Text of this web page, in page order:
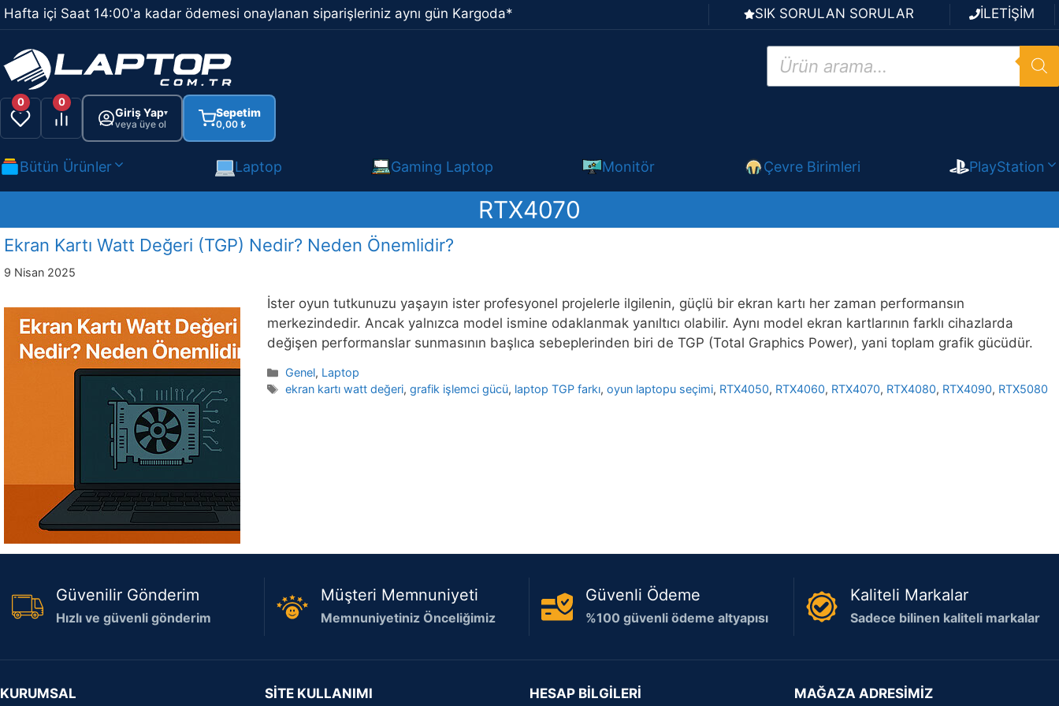
İçeriğe
atla
Hafta içi Saat 14:00'a kadar ödemesi onaylanan siparişleriniz aynı gün Kargoda* SIK SORULAN SORULAR İLETİŞİM
Products
search
0 0
Giriş Yap▾
veya üye ol
Sepetim
0,00 ₺
Bütün Ürünler Laptop Gaming Laptop Monitör Çevre Birimleri PlayStation
RTX4070
Ekran Kartı Watt Değeri (TGP) Nedir? Neden Önemlidir?
9 Nisan 2025
İster oyun tutkunuzu yaşayın ister profesyonel projelerle ilgilenin, güçlü bir ekran kartı her zaman performansın
merkezindedir. Ancak yalnızca model ismine odaklanmak yanıltıcı olabilir. Aynı model ekran kartlarının farklı cihazlarda
değişen performanslar sunmasının başlıca sebeplerinden biri de TGP (Total Graphics Power), yani toplam grafik gücüdür.
Kategoriler
Genel, Laptop
Etiketler
ekran kartı watt değeri,grafik işlemci gücü, laptop TGP farkı,oyun laptopu seçimi, RTX4050, RTX4060, RTX4070, RTX4080, RTX4090, RTX5080
Güvenilir Gönderim
Hızlı ve güvenli gönderim
Müşteri Memnuniyeti
Memnuniyetiniz Önceliğimiz
Güvenli Ödeme
%100 güvenli ödeme altyapısı
Kaliteli Markalar
Sadece bilinen kaliteli markalar
KURUMSAL SİTE KULLANIMI HESAP BİLGİLERİ MAĞAZA ADRESİMİZ